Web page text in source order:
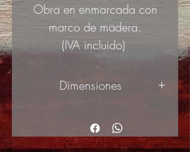
Obra en enmarcada con
marco de madera.
(IVA incluido)
Dimensiones